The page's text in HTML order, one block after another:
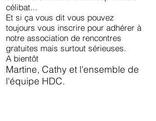
célibat...
Et si ça vous dit vous pouvez
toujours vous inscrire pour adhérer à
notre association de rencontres
gratuites mais surtout sérieuses.
A bientôt
Martine, Cathy et l'ensemble de
l'équipe HDC.